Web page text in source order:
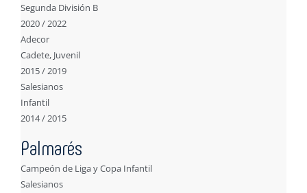
Segunda División B
2020 / 2022
Adecor
Cadete, Juvenil
2015 / 2019
Salesianos
Infantil
2014 / 2015
Palmarés
Campeón de Liga y Copa Infantil
Salesianos